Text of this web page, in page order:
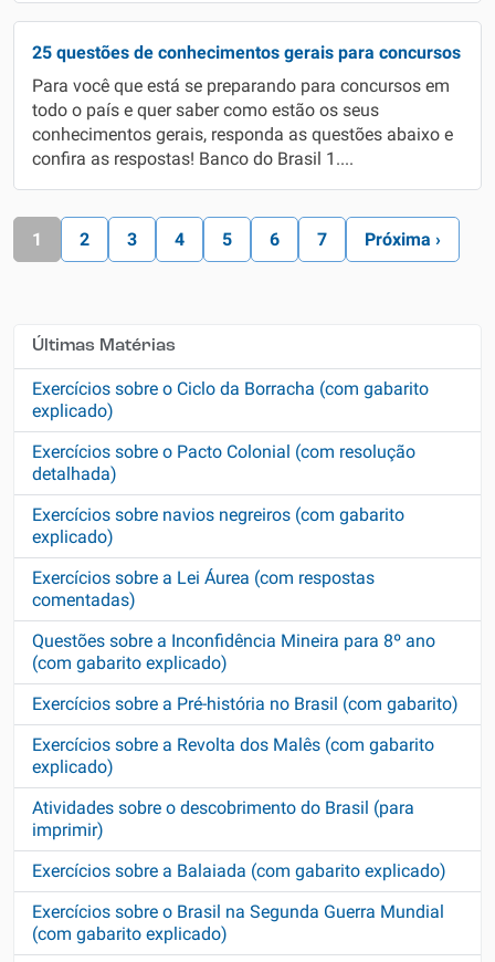
25 questões de conhecimentos gerais para concursos
Para você que está se preparando para concursos em
todo o país e quer saber como estão os seus
conhecimentos gerais, responda as questões abaixo e
confira as respostas! Banco do Brasil 1....
1 2 3 4 5 6 7 Próxima ›
Últimas Matérias
Exercícios sobre o Ciclo da Borracha (com gabarito
explicado)
Exercícios sobre o Pacto Colonial (com resolução
detalhada)
Exercícios sobre navios negreiros (com gabarito
explicado)
Exercícios sobre a Lei Áurea (com respostas
comentadas)
Questões sobre a Inconfidência Mineira para 8º ano
(com gabarito explicado)
Exercícios sobre a Pré-história no Brasil (com gabarito)
Exercícios sobre a Revolta dos Malês (com gabarito
explicado)
Atividades sobre o descobrimento do Brasil (para
imprimir)
Exercícios sobre a Balaiada (com gabarito explicado)
Exercícios sobre o Brasil na Segunda Guerra Mundial
(com gabarito explicado)